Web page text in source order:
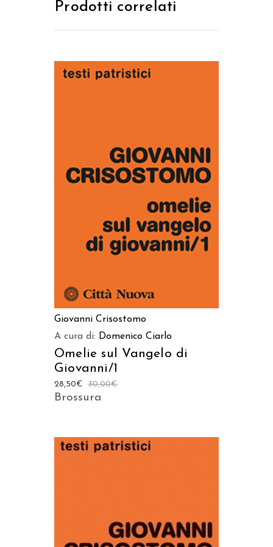
Prodotti correlati
AGGIUNGI AL CARRELLO
Giovanni Crisostomo
A cura di: Domenico Ciarlo
Omelie sul Vangelo di
Giovanni/1
30,00€
28,50€
Brossura